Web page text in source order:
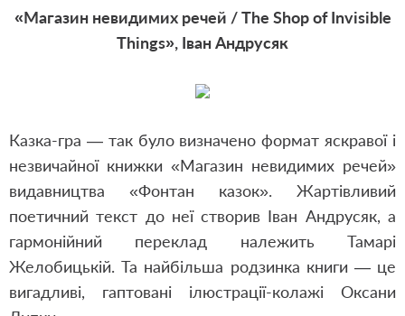
«Магазин невидимих речей / The Shop of Invisible
Things», Іван Андрусяк
Казка-гра — так було визначено формат яскравої і
незвичайної книжки «Магазин невидимих речей»
видавництва «Фонтан казок». Жартівливий
поетичний текст до неї створив Іван Андрусяк, а
гармонійний переклад належить Тамарі
Желобицькій. Та найбільша родзинка книги — це
вигадливі, гаптовані ілюстрації-колажі Оксани